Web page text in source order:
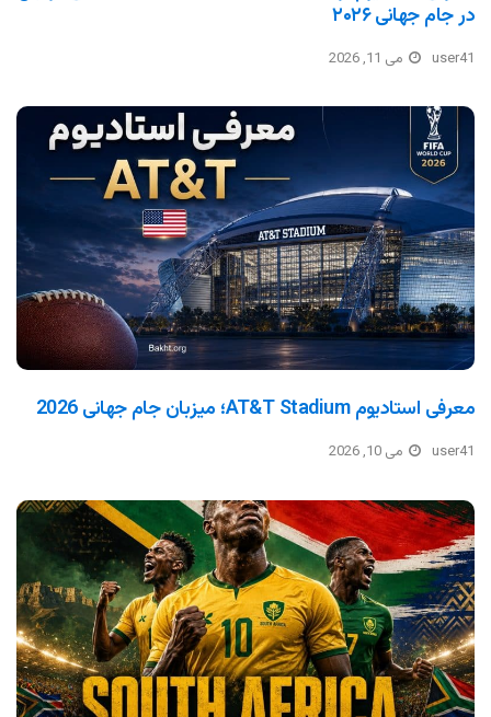
در جام جهانی ۲۰۲۶
user41 می 11, 2026
معرفی استادیوم AT&T Stadium؛ میزبان جام جهانی 2026
user41 می 10, 2026